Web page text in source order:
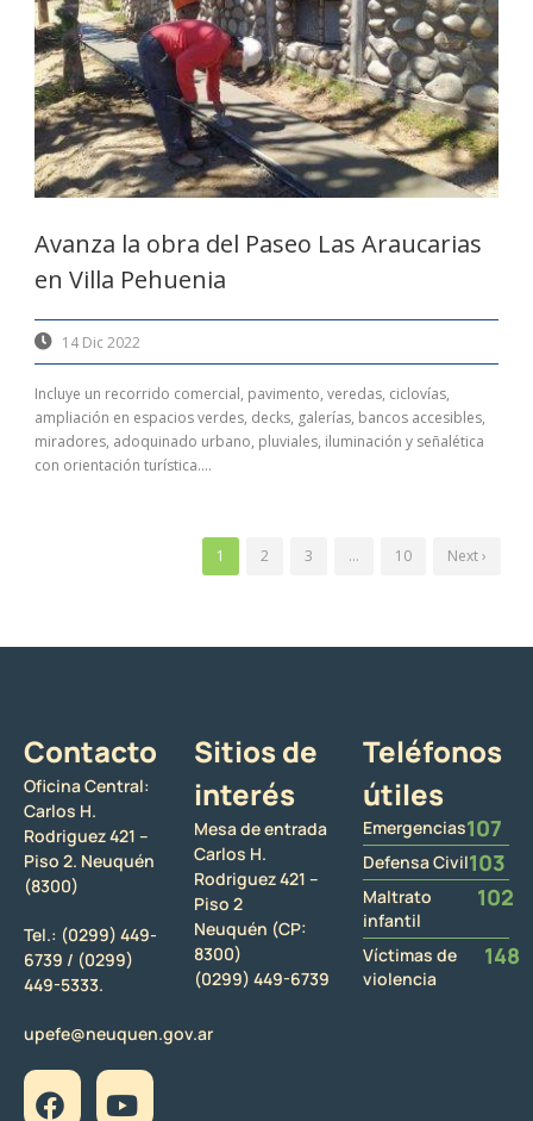
Avanza la obra del Paseo Las Araucarias
en Villa Pehuenia
14 Dic 2022
Incluye un recorrido comercial, pavimento, veredas, ciclovías,
ampliación en espacios verdes, decks, galerías, bancos accesibles,
miradores, adoquinado urbano, pluviales, iluminación y señalética
con orientación turística....
1 2 3 … 10 Next ›
Contacto
Oficina Central:
Carlos H.
Rodriguez 421 –
Piso 2. Neuquén
(8300)
Tel.: (0299) 449-
6739 / (0299)
449-5333.
upefe@neuquen.gov.ar
Sitios de
interés
Mesa de entrada
Carlos H.
Rodriguez 421 –
Piso 2
Neuquén (CP:
8300)
(0299) 449-6739
Teléfonos
útiles
Emergencias107
Defensa Civil103
Maltrato
infantil
102
Víctimas de
violencia
148